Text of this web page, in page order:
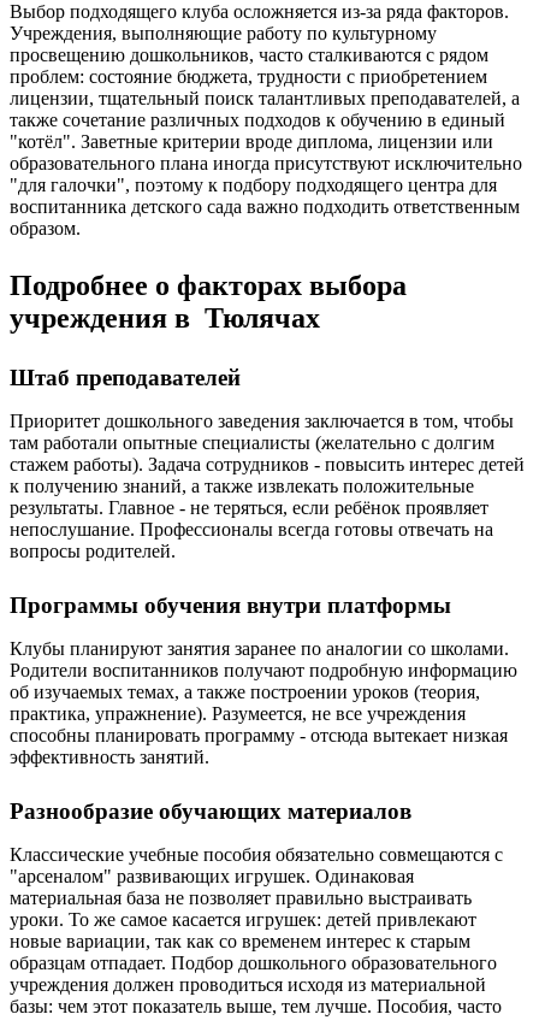
Выбор подходящего клуба осложняется из-за ряда факторов.
Учреждения, выполняющие работу по культурному
просвещению дошкольников, часто сталкиваются с рядом
проблем: состояние бюджета, трудности с приобретением
лицензии, тщательный поиск талантливых преподавателей, а
также сочетание различных подходов к обучению в единый
"котёл". Заветные критерии вроде диплома, лицензии или
образовательного плана иногда присутствуют исключительно
"для галочки", поэтому к подбору подходящего центра для
воспитанника детского сада важно подходить ответственным
образом.
Подробнее о факторах выбора
учреждения в Тюлячах
Штаб преподавателей
Приоритет дошкольного заведения заключается в том, чтобы
там работали опытные специалисты (желательно с долгим
стажем работы). Задача сотрудников - повысить интерес детей
к получению знаний, а также извлекать положительные
результаты. Главное - не теряться, если ребёнок проявляет
непослушание. Профессионалы всегда готовы отвечать на
вопросы родителей.
Программы обучения внутри платформы
Клубы планируют занятия заранее по аналогии со школами.
Родители воспитанников получают подробную информацию
об изучаемых темах, а также построении уроков (теория,
практика, упражнение). Разумеется, не все учреждения
способны планировать программу - отсюда вытекает низкая
эффективность занятий.
Разнообразие обучающих материалов
Классические учебные пособия обязательно совмещаются с
"арсеналом" развивающих игрушек. Одинаковая
материальная база не позволяет правильно выстраивать
уроки. То же самое касается игрушек: детей привлекают
новые вариации, так как со временем интерес к старым
образцам отпадает. Подбор дошкольного образовательного
учреждения должен проводиться исходя из материальной
базы: чем этот показатель выше, тем лучше. Пособия, часто